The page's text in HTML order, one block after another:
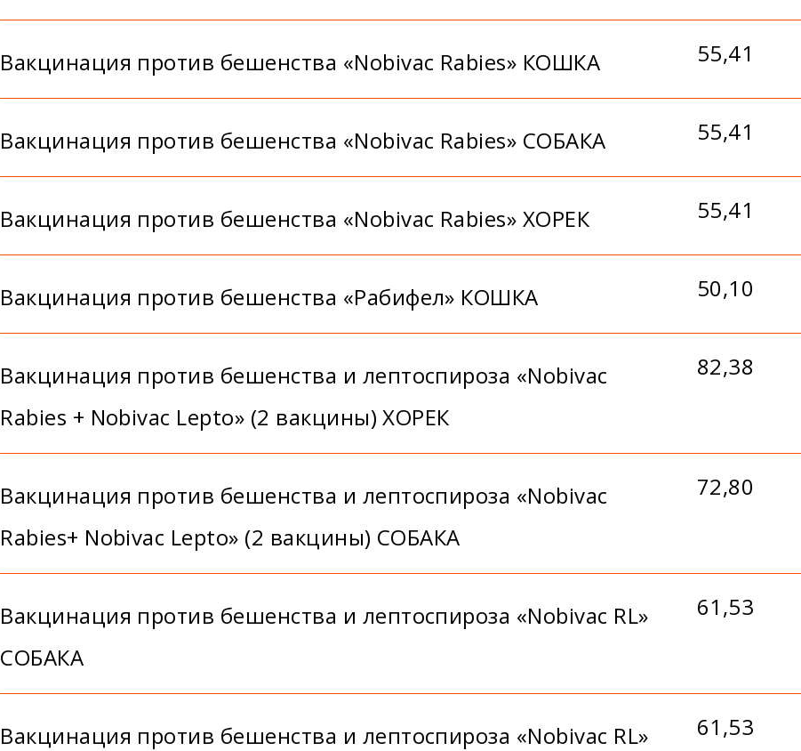
Вакцинация против бешенства «Nobivac Rabies» КОШКА 55,41
Вакцинация против бешенства «Nobivac Rabies» СОБАКА 55,41
Вакцинация против бешенства «Nobivac Rabies» ХОРЕК 55,41
Вакцинация против бешенства «Рабифел» КОШКА 50,10
Вакцинация против бешенства и лептоспироза «Nobivac
Rabies + Nobivac Lepto» (2 вакцины) ХОРЕК
82,38
Вакцинация против бешенства и лептоспироза «Nobivac
Rabies+ Nobivac Lepto» (2 вакцины) СОБАКА
72,80
Вакцинация против бешенства и лептоспироза «Nobivac RL»
СОБАКА
61,53
Вакцинация против бешенства и лептоспироза «Nobivac RL»
61,53